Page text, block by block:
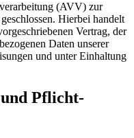
(AVV) zur
Hierbei handelt
Vertrag, der
Daten unserer
und unter Einhaltung
und Pflicht­